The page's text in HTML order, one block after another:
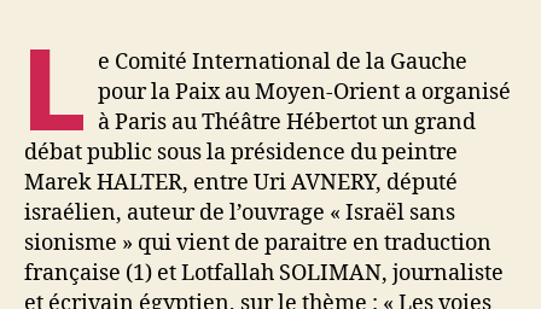
L e Comité International de la Gauche
pour la Paix au Moyen-Orient a organisé
à Paris au Théâtre Hébertot un grand
débat public sous la présidence du peintre
Marek HALTER, entre Uri AVNERY, député
israélien, auteur de l’ouvrage « Israël sans
sionisme » qui vient de paraitre en traduction
française (1) et Lotfallah SOLIMAN, journaliste